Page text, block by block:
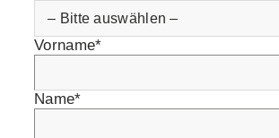
Vorname*
Name*